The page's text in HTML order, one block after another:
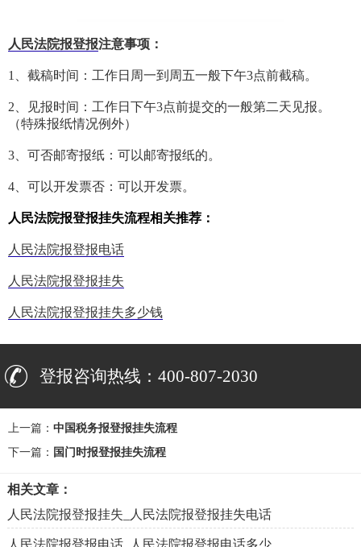
人民法院报登报注意事项：
1、截稿时间：工作日周一到周五一般下午3点前截稿。
2、见报时间：工作日下午3点前提交的一般第二天见报。
（特殊报纸情况例外）
3、可否邮寄报纸：可以邮寄报纸的。
4、可以开发票否：可以开发票。
人民法院报登报挂失流程相关推荐：
人民法院报登报电话
人民法院报登报挂失
人民法院报登报挂失多少钱
登报咨询热线：400-807-2030
上一篇： 中国税务报登报挂失流程
下一篇： 国门时报登报挂失流程
相关文章：
人民法院报登报挂失_人民法院报登报挂失电话